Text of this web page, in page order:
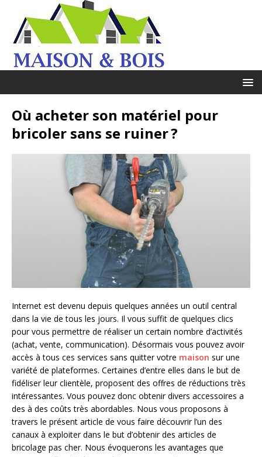
Où acheter son matériel pour
bricoler sans se ruiner ?
Internet est devenu depuis quelques années un outil central
dans la vie de tous les jours. Il vous suffit de quelques clics
pour vous permettre de réaliser un certain nombre d’activités
(achat, vente, communication). Désormais vous pouvez avoir
accès à tous ces services sans quitter votre maison sur une
variété de plateformes. Certaines d’entre elles dans le but de
fidéliser leur clientèle, proposent des offres de réductions très
intéressantes. Vous pouvez donc obtenir divers accessoires a
des à des coûts très abordables. Nous vous proposons à
travers le présent article de vous faire découvrir l’un des
canaux à exploiter dans le but d’obtenir des articles de
bricolage pas cher. Nous évoquerons les avantages que